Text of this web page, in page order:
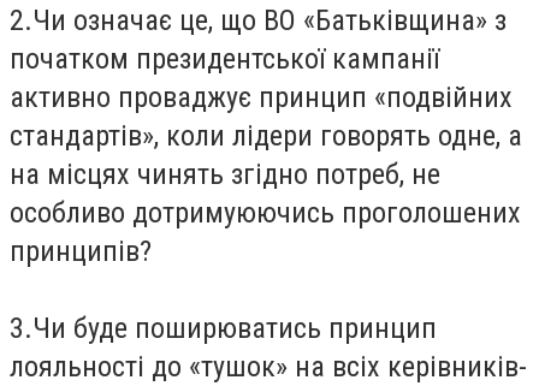
2.Чи означає це, що ВО «Батьківщина» з
початком президентської кампанії
активно проваджує принцип «подвійних
стандартів», коли лідери говорять одне, а
на місцях чинять згідно потреб, не
особливо дотримуюючись проголошених
принципів?
3.Чи буде поширюватись принцип
лояльності до «тушок» на всіх керівників-